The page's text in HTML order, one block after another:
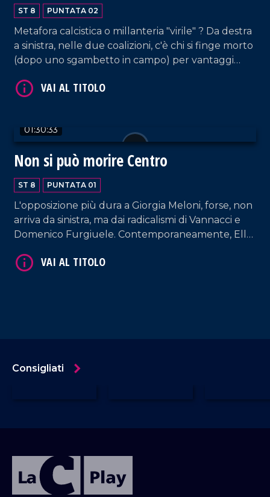
ST 8 PUNTATA 02
Metafora calcistica o millanteria "virile" ? Da destra
a sinistra, nelle due coalizioni, c'è chi si finge morto
(dopo uno sgambetto in campo) per vantaggi
più lungo". Tra estremismi e furbizie.
01:30:33
Non si può morire Centro
ST 8 PUNTATA 01
L'opposizione più dura a Giorgia Meloni, forse, non
arriva da sinistra, ma dai radicalismi di Vannacci e
Domenico Furgiuele. Contemporaneamente, Elly
Un'analisi tagliente sulle spinte interne che
Consigliati